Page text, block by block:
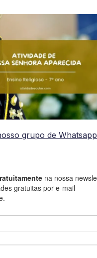
grupo de Whatsapp